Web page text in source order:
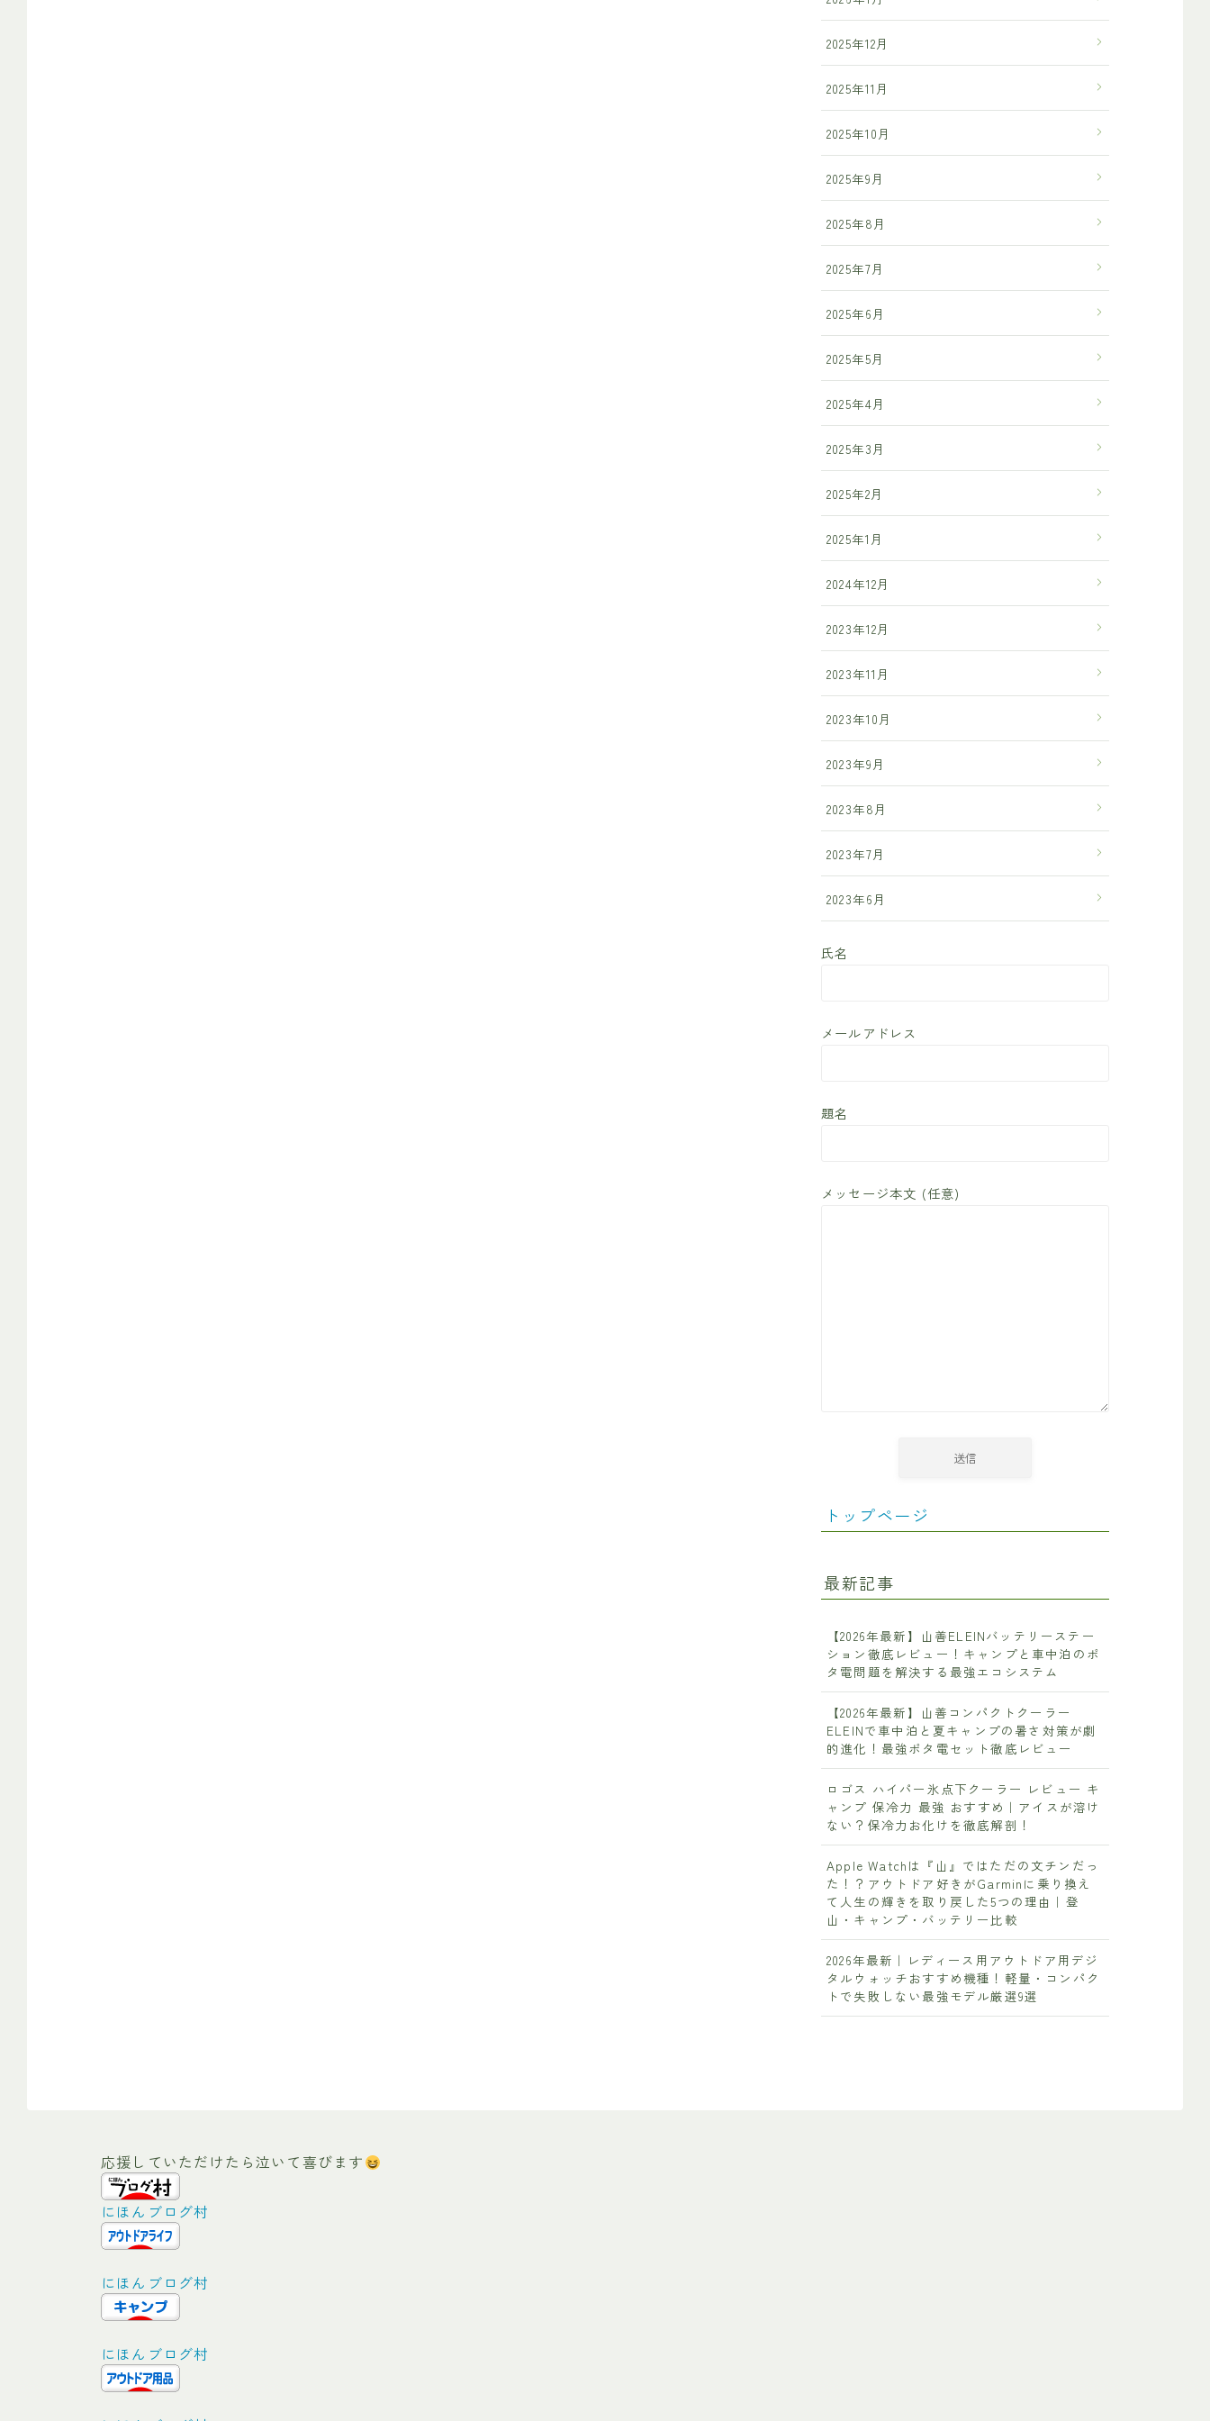
2025年12月
2025年11月
2025年10月
2025年9月
2025年8月
2025年7月
2025年6月
2025年5月
2025年4月
2025年3月
2025年2月
2025年1月
2024年12月
2023年12月
2023年11月
2023年10月
2023年9月
2023年8月
2023年7月
2023年6月
氏名
メールアドレス
題名
メッセージ本文 (任意)
トップページ
最新記事
【2026年最新】山善ELEINバッテリーステー
ション徹底レビュー！キャンプと車中泊のポ
タ電問題を解決する最強エコシステム
【2026年最新】山善コンパクトクーラー
ELEINで車中泊と夏キャンプの暑さ対策が劇
的進化！最強ポタ電セット徹底レビュー
ロゴス ハイパー氷点下クーラー レビュー キ
ャンプ 保冷力 最強 おすすめ｜アイスが溶け
ない？保冷力お化けを徹底解剖！
Apple Watchは『山』ではただの文チンだっ
た！？アウトドア好きがGarminに乗り換え
て人生の輝きを取り戻した5つの理由｜登
山・キャンプ・バッテリー比較
2026年最新｜レディース用アウトドア用デジ
タルウォッチおすすめ機種！軽量・コンパク
トで失敗しない最強モデル厳選9選
応援していただけたら泣いて喜びます
にほんブログ村
にほんブログ村
にほんブログ村